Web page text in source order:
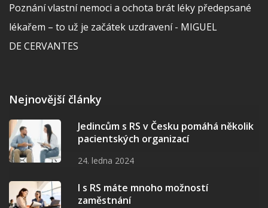
Poznání vlastní nemoci a ochota brát léky předepsané
lékařem – to už je začátek uzdravení - MIGUEL
DE CERVANTES
Nejnovější články
Jedincům s RS v Česku pomáhá několik
pacientských organizací
24. ledna 2024
I s RS máte mnoho možností
zaměstnání